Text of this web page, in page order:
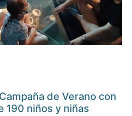
de Verano con
190 niños y niñas